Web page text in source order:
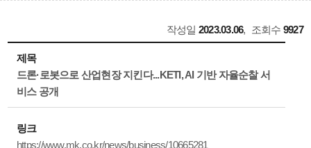
작성일 2023.03.06, 조회수 9927
제목
드론·로봇으로 산업현장 지킨다...KETI, AI 기반 자율순찰 서
비스 공개
링크
https://www.mk.co.kr/news/business/10665281